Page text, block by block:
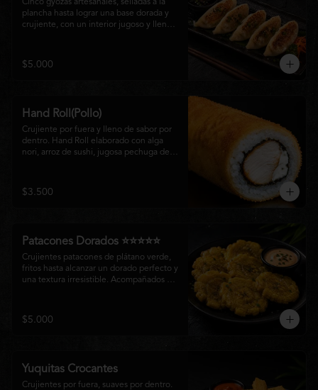
Cinco gyozas artesanales, selladas a la
plancha hasta lograr una base dorada y
crujiente, con un interior jugoso y lleno
perfecto entre tradición japonesa y la
esencia de la cocina nikkei, ideales para
$5.000
Hand Roll(Pollo)
Crujiente por fuera y lleno de sabor por
dentro. Hand Roll elaborado con alga
nori, arroz de sushi, jugosa pechuga de
combinación perfecta de textura y
cremosidad que convierte este clásico en
$3.500
Patacones Dorados ⭐⭐⭐⭐⭐
Crujientes patacones de plátano verde,
fritos hasta alcanzar un dorado perfecto y
una textura irresistible. Acompañados de
disfrutar como entrada con el auténtico
sabor de la cocina nikkei.
$5.000
Yuquitas Crocantes
Crujientes por fuera, suaves por dentro.